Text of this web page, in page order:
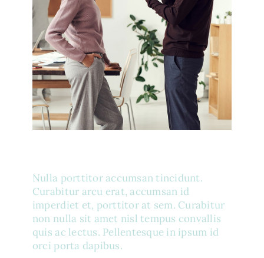
Nulla porttitor accumsan tincidunt.
Curabitur arcu erat, accumsan id
imperdiet et, porttitor at sem. Curabitur
non nulla sit amet nisl tempus convallis
quis ac lectus. Pellentesque in ipsum id
orci porta dapibus.